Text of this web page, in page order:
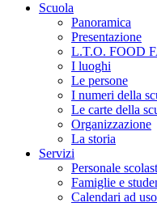
Scuola
Panoramica
Presentazione
L.T.O. FOOD
I luoghi
Le persone
I numeri della
Le carte della
Organizzazione
La storia
Servizi
Personale
Famiglie e
Calendari ad